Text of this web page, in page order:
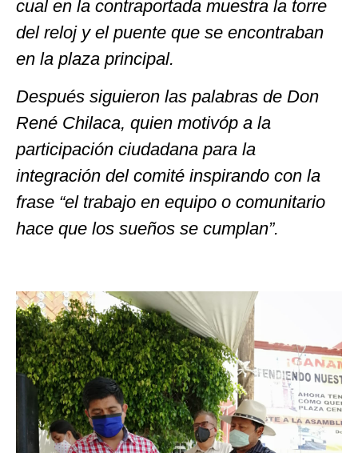
cual en la contraportada muestra la torre
del reloj y el puente que se encontraban
en la plaza principal.
Después siguieron las palabras de Don
René Chilaca, quien motivóp a la
participación ciudadana para la
integración del comité inspirando con la
frase “el trabajo en equipo o comunitario
hace que los sueños se cumplan”.